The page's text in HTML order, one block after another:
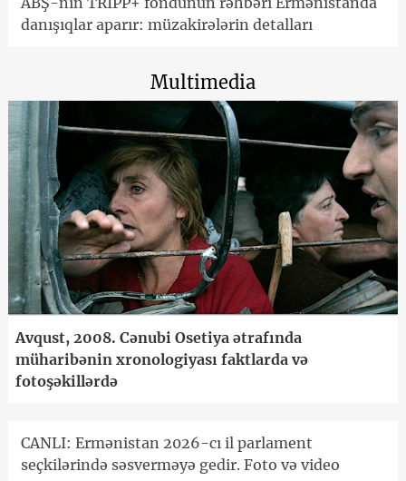
danışıqlar aparır: müzakirələrin detalları
Multimedia
Avqust, 2008. Cənubi Osetiya ətrafında
müharibənin xronologiyası faktlarda və
fotoşəkillərdə
CANLI: Ermənistan 2026-cı il parlament
seçkilərində səsverməyə gedir. Foto və video